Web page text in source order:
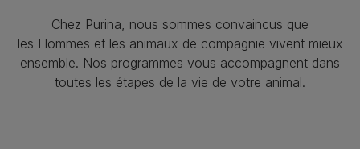
Chez Purina, nous sommes convaincus que
les Hommes et les animaux de compagnie vivent mieux
ensemble. Nos programmes vous accompagnent dans
toutes les étapes de la vie de votre animal.​